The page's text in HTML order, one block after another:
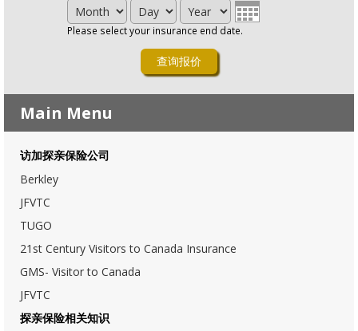
Month Day Year
Please select your insurance end date.
Main Menu
访加探亲保险公司
Berkley
JFVTC
TUGO
21st Century Visitors to Canada Insurance
GMS- Visitor to Canada
JFVTC
探亲保险相关知识